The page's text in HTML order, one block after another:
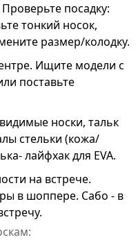
посадку:
тонкий носок,
размер/колодку.
Ищите модели с
поставьте
носки, тальк
стельки (кожа/
лайфхак для EVA.
на встрече.
в шоппере. Сабо - в